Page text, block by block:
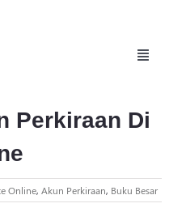
Toggle
Harga
Perkiraan Di
Online, Akun Perkiraan, Buku Besar